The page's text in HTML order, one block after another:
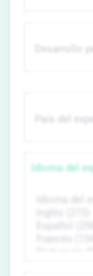
Idioma del